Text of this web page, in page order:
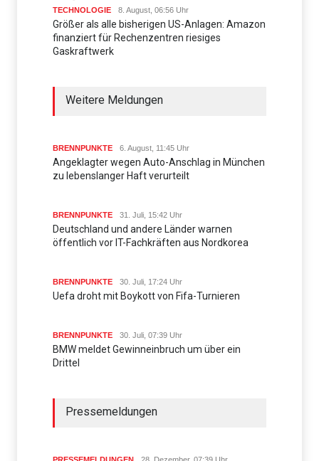
TECHNOLOGIE 8. August, 06:56 Uhr
Größer als alle bisherigen US-Anlagen: Amazon
finanziert für Rechenzentren riesiges
Gaskraftwerk
Weitere Meldungen
BRENNPUNKTE 6. August, 11:45 Uhr
Angeklagter wegen Auto-Anschlag in München
zu lebenslanger Haft verurteilt
BRENNPUNKTE 31. Juli, 15:42 Uhr
Deutschland und andere Länder warnen
öffentlich vor IT-Fachkräften aus Nordkorea
BRENNPUNKTE 30. Juli, 17:24 Uhr
Uefa droht mit Boykott von Fifa-Turnieren
BRENNPUNKTE 30. Juli, 07:39 Uhr
BMW meldet Gewinneinbruch um über ein
Drittel
Pressemeldungen